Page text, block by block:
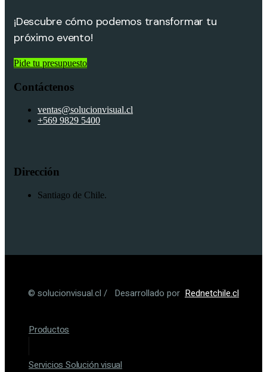
¡Descubre cómo podemos transformar tu
próximo evento!
Pide tu presupuesto
Contáctenos
ventas@solucionvisual.cl
+569 9829 5400
Dirección
Santiago de Chile.
© solucionvisual.cl / Desarrollado por Rednetchile.cl
Productos
Servicios Solución visual